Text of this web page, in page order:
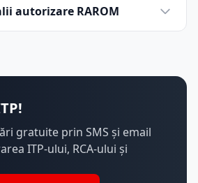
autorizare RAROM
gratuite prin SMS și email
ITP-ului, RCA-ului și